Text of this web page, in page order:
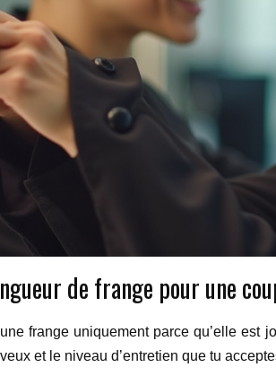
de frange pour une
frange uniquement parce qu’elle
et le niveau d’entretien que tu